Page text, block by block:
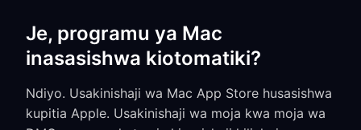
Je, programu ya Mac
inasasishwa kiotomatiki?
Ndiyo. Usakinishaji wa Mac App Store husasishwa
kupitia Apple. Usakinishaji wa moja kwa moja wa